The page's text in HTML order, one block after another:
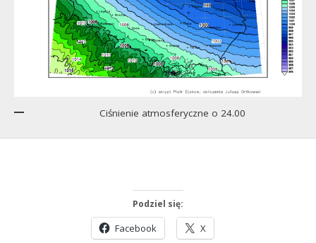
Ciśnienie atmosferyczne o 24.00
Podziel się:
Facebook X